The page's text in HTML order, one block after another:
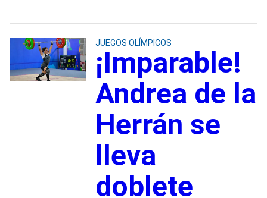
JUEGOS OLÍMPICOS
¡Imparable!
Andrea de la
Herrán se
lleva
doblete